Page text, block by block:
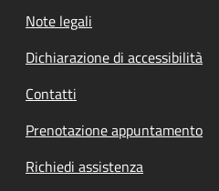
Note legali
Dichiarazione di accessibilità
Contatti
Prenotazione appuntamento
Richiedi assistenza